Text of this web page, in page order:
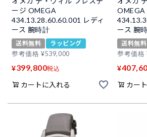
ージ OMEGA
434.13.28.60.60.001 レディ
ース 腕時計
送料無料
ラッピング
参考価格 ¥539,000
¥399,800税込
カートに入れる
OMEGA
ース 腕
送料無料
参考価格
¥
カー